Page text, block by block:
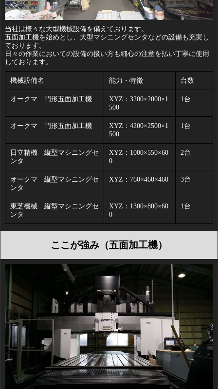
当社は様々な大型機械設備を備えております。
五面加工機を始めとし、大型マシニングセンタなどの設備も充実し
ております。
日々の作業においての設備の扱い方も細心の注意を払い丁寧に使用
しております。
機械設備名 能力・特徴 台数
オークマ 門形五面加工機
XYZ：3200×2000×1
500
1台
オークマ 門形五面加工機
XYZ：4200×2500×1
500
1台
日立精機 縦型マシニングセ
ンタ
XYZ：1000×550×60
0
2台
オークマ 縦型マシニングセ
ンタ
XYZ：760×460×460 3台
東芝機械 縦型マシニングセ
ンタ
XYZ：1300×800×60
0
1台
ここが強み（五面加工機）